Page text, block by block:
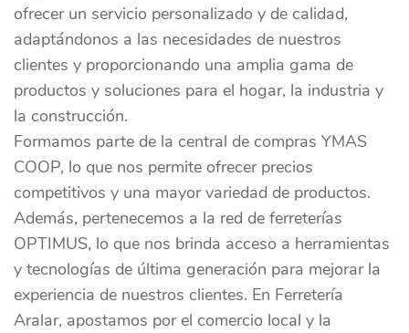
ofrecer un servicio personalizado y de calidad,
adaptándonos a las necesidades de nuestros
clientes y proporcionando una amplia gama de
productos y soluciones para el hogar, la industria y
la construcción.
Formamos parte de la central de compras YMAS
COOP, lo que nos permite ofrecer precios
competitivos y una mayor variedad de productos.
Además, pertenecemos a la red de ferreterías
OPTIMUS, lo que nos brinda acceso a herramientas
y tecnologías de última generación para mejorar la
experiencia de nuestros clientes. En Ferretería
Aralar, apostamos por el comercio local y la